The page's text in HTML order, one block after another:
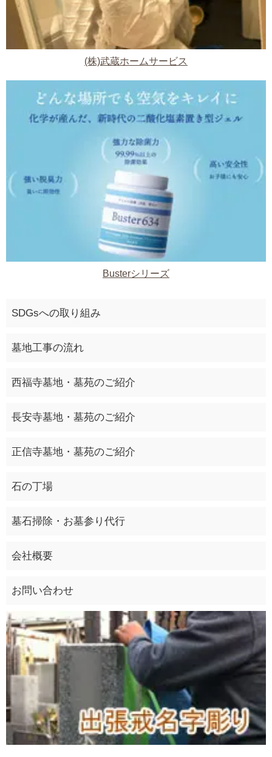
(株)武蔵ホームサービス
Busterシリーズ
SDGsへの取り組み
墓地工事の流れ
西福寺墓地・墓苑のご紹介
長安寺墓地・墓苑のご紹介
正信寺墓地・墓苑のご紹介
石の丁場
墓石掃除・お墓参り代行
会社概要
お問い合わせ